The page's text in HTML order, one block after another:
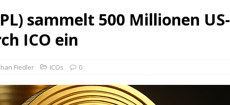
sammelt 500 Millionen US-
ICO ein
Fiedler ICOs 0